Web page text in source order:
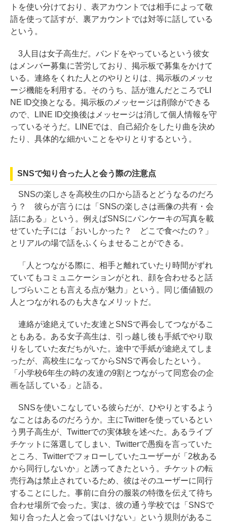
トを使い分けており、表アカウントでは相手によって敬
語を使って話すが、裏アカウントでは対等に話している
という。
3人目は女子高生だ。バンドをやっているという彼女
はメンバー募集に苦労しており、掲示板で募集をかけて
いる。連絡をくれた人とのやりとりは、掲示板のメッセ
ージ機能を利用する。そのうち、話が進んだところでLI
NE ID交換となる。掲示板のメッセージは削除ができる
ので、LINE ID交換後はメッセージは消して個人情報を守
っているそうだ。LINEでは、自己紹介をしたり曲を決め
たり、具体的な細かいことをやりとりするという。
SNSで知り合った人と会う際の注意点
SNSの楽しさを高校生の口から語るとどうなるのだろ
う？ 彼らが言うには「SNSの楽しさは画像の共有・会
話にある」という。例えばSNSにパンケーキの写真を載
せていた子には「おいしかった？ どこで食べたの？」
とリアルの場で話をふくらませることができる。
「人とつながる際に、相手と離れていたり時間がずれ
ていてもコミュニケーションがとれ、顔を合わせると話
しづらいことも言える点が魅力」という。同じ価値観の
人とつながれるのも大きなメリットだ。
連絡が途絶えていた友達とSNSで再会してつながるこ
ともある。ある女子高生は、引っ越し後も手紙でやり取
りをしていた友だちがいた。途中で手紙が途絶えてしま
ったが、高校生になってからSNSで再会したという。
「小学校6年生の時の友達の9割とつながって同窓会の企
画を話している」と語る。
SNSを使いこなしている彼らだが、ひやりとするよう
なことはあるのだろうか。主にTwitterを使っているとい
う男子高生が、Twitterでの実体験を述べた。あるライブ
チケットに落選してしまい、Twitterで愚痴を言っていた
ところ、Twitterでフォローしていたユーザーが「2枚ある
から同行しないか」と誘ってきたという。チケットの転
売行為は禁止されているため、彼はそのユーザーに同行
することにした。事前に自分の服装の特徴を伝えて待ち
合わせ場所で会った。実は、彼の通う学校では「SNSで
知り合った人と会ってはいけない」という規則があるこ